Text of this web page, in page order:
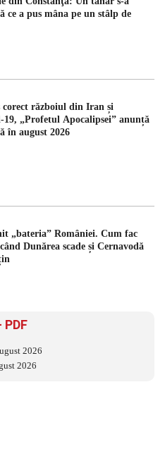
ce a pus mâna pe un stâlp de
corect războiul din Iran și
19, „Profetul Apocalipsei” anunță
în august 2026
„bateria” României. Cum fac
Dunărea scade și Cernavodă
PDF
2026